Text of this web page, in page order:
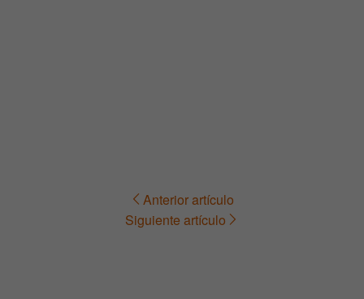
Navegación Anterior artículo
Siguiente artículo